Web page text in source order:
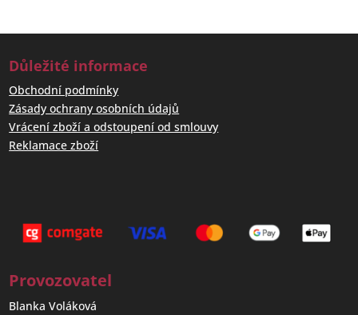
Důležité informace
Obchodní podmínky
Zásady ochrany osobních údajů
Vrácení zboží a odstoupení od smlouvy
Reklamace zboží
Provozovatel
Blanka Voláková